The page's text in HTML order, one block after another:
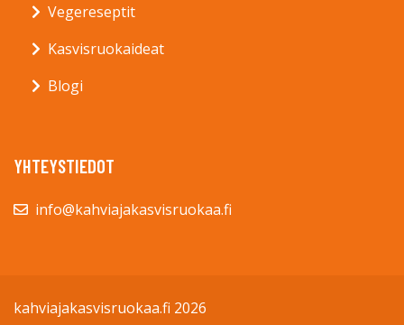
Vegereseptit
Kasvisruokaideat
Blogi
YHTEYSTIEDOT
info@kahviajakasvisruokaa.fi
kahviajakasvisruokaa.fi 2026